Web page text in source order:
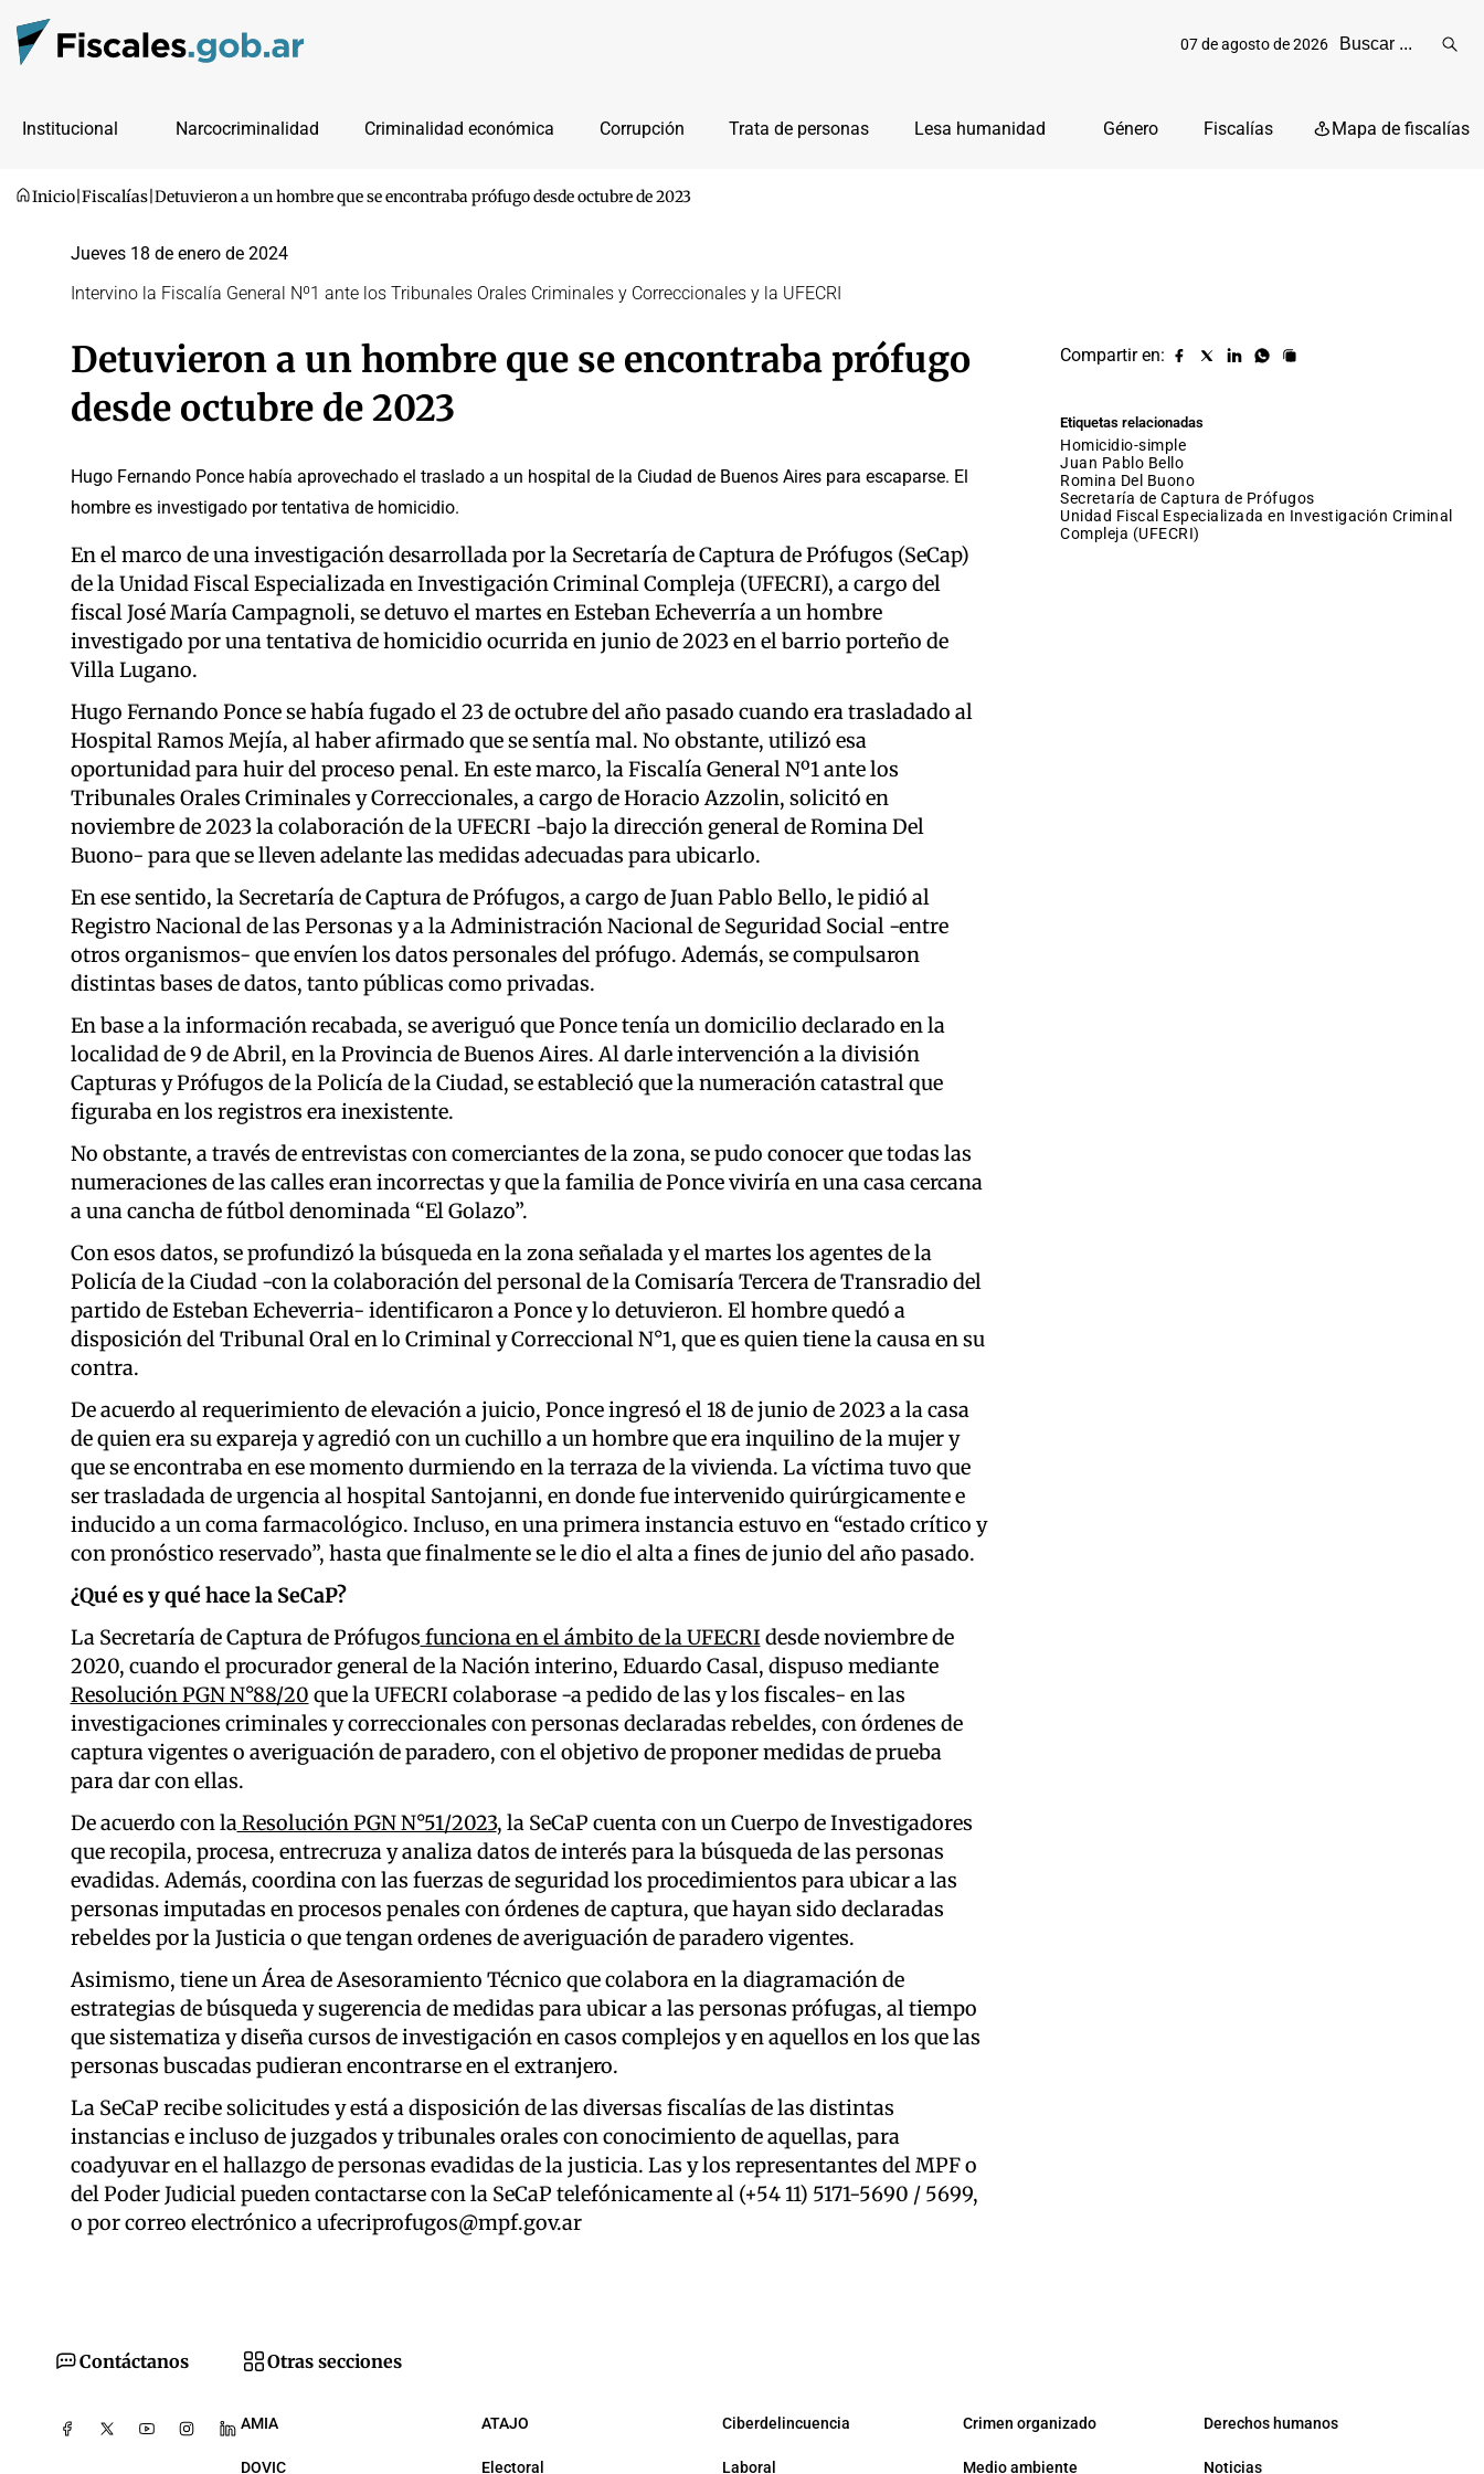
07 de agosto de 2026
Institucional Narcocriminalidad Criminalidad económica Corrupción Trata de personas Lesa humanidad Género Fiscalías Mapa de fiscalías
Inicio Fiscalías Detuvieron a un hombre que se encontraba prófugo desde octubre de 2023
Jueves 18 de enero de 2024
Intervino la Fiscalía General Nº1 ante los Tribunales Orales Criminales y Correccionales y la UFECRI
Detuvieron a un hombre que se encontraba prófugo
desde octubre de 2023
Hugo Fernando Ponce había aprovechado el traslado a un hospital de la Ciudad de Buenos Aires para escaparse. El
hombre es investigado por tentativa de homicidio.
En el marco de una investigación desarrollada por la Secretaría de Captura de Prófugos (SeCap)
de la Unidad Fiscal Especializada en Investigación Criminal Compleja (UFECRI), a cargo del
fiscal José María Campagnoli, se detuvo el martes en Esteban Echeverría a un hombre
investigado por una tentativa de homicidio ocurrida en junio de 2023 en el barrio porteño de
Villa Lugano.
Hugo Fernando Ponce se había fugado el 23 de octubre del año pasado cuando era trasladado al
Hospital Ramos Mejía, al haber afirmado que se sentía mal. No obstante, utilizó esa
oportunidad para huir del proceso penal. En este marco, la Fiscalía General Nº1 ante los
Tribunales Orales Criminales y Correccionales, a cargo de Horacio Azzolin, solicitó en
noviembre de 2023 la colaboración de la UFECRI -bajo la dirección general de Romina Del
Buono- para que se lleven adelante las medidas adecuadas para ubicarlo.
En ese sentido, la Secretaría de Captura de Prófugos, a cargo de Juan Pablo Bello, le pidió al
Registro Nacional de las Personas y a la Administración Nacional de Seguridad Social -entre
otros organismos- que envíen los datos personales del prófugo. Además, se compulsaron
distintas bases de datos, tanto públicas como privadas.
En base a la información recabada, se averiguó que Ponce tenía un domicilio declarado en la
localidad de 9 de Abril, en la Provincia de Buenos Aires. Al darle intervención a la división
Capturas y Prófugos de la Policía de la Ciudad, se estableció que la numeración catastral que
figuraba en los registros era inexistente.
No obstante, a través de entrevistas con comerciantes de la zona, se pudo conocer que todas las
numeraciones de las calles eran incorrectas y que la familia de Ponce viviría en una casa cercana
a una cancha de fútbol denominada “El Golazo”.
Con esos datos, se profundizó la búsqueda en la zona señalada y el martes los agentes de la
Policía de la Ciudad -con la colaboración del personal de la Comisaría Tercera de Transradio del
partido de Esteban Echeverria- identificaron a Ponce y lo detuvieron. El hombre quedó a
disposición del Tribunal Oral en lo Criminal y Correccional N°1, que es quien tiene la causa en su
contra.
De acuerdo al requerimiento de elevación a juicio, Ponce ingresó el 18 de junio de 2023 a la casa
de quien era su expareja y agredió con un cuchillo a un hombre que era inquilino de la mujer y
que se encontraba en ese momento durmiendo en la terraza de la vivienda. La víctima tuvo que
ser trasladada de urgencia al hospital Santojanni, en donde fue intervenido quirúrgicamente e
inducido a un coma farmacológico. Incluso, en una primera instancia estuvo en “estado crítico y
con pronóstico reservado”, hasta que finalmente se le dio el alta a fines de junio del año pasado.
¿Qué es y qué hace la SeCaP?
La Secretaría de Captura de Prófugos funciona en el ámbito de la UFECRI desde noviembre de
2020, cuando el procurador general de la Nación interino, Eduardo Casal, dispuso mediante
Resolución PGN N°88/20 que la UFECRI colaborase -a pedido de las y los fiscales- en las
investigaciones criminales y correccionales con personas declaradas rebeldes, con órdenes de
captura vigentes o averiguación de paradero, con el objetivo de proponer medidas de prueba
para dar con ellas.
De acuerdo con laResolución PGN N°51/2023, la SeCaP cuenta con un Cuerpo de Investigadores
que recopila, procesa, entrecruza y analiza datos de interés para la búsqueda de las personas
evadidas. Además, coordina con las fuerzas de seguridad los procedimientos para ubicar a las
personas imputadas en procesos penales con órdenes de captura, que hayan sido declaradas
rebeldes por la Justicia o que tengan ordenes de averiguación de paradero vigentes.
Asimismo, tiene un Área de Asesoramiento Técnico que colabora en la diagramación de
estrategias de búsqueda y sugerencia de medidas para ubicar a las personas prófugas, al tiempo
que sistematiza y diseña cursos de investigación en casos complejos y en aquellos en los que las
personas buscadas pudieran encontrarse en el extranjero.
La SeCaP recibe solicitudes y está a disposición de las diversas fiscalías de las distintas
instancias e incluso de juzgados y tribunales orales con conocimiento de aquellas, para
coadyuvar en el hallazgo de personas evadidas de la justicia. Las y los representantes del MPF o
del Poder Judicial pueden contactarse con la SeCaP telefónicamente al (+54 11) 5171-5690 / 5699,
o por correo electrónico a ufecriprofugos@mpf.gov.ar
Compartir en:
Compartir
Compartir
Compartir
Compartir
Copiar
Etiquetas relacionadas
homicidio-simple
Juan Pablo Bello
Romina Del Buono
Secretaría de Captura de Prófugos
Unidad Fiscal Especializada en Investigación Criminal
Compleja (UFECRI)
Contáctanos Otras secciones
AMIA ATAJO Ciberdelincuencia Crimen organizado Derechos humanos
DOVIC Electoral Laboral Medio ambiente Noticias